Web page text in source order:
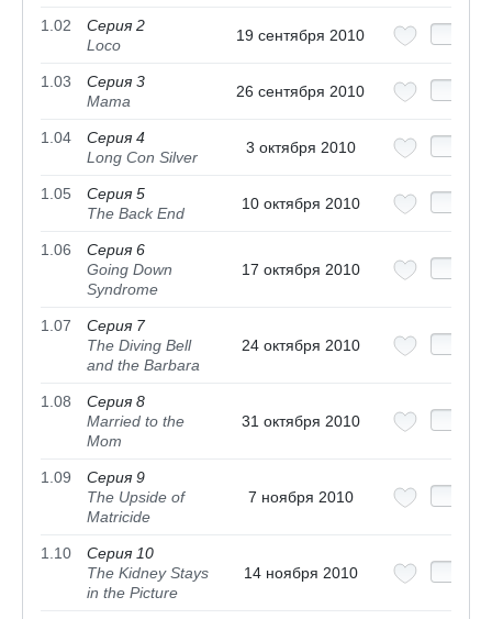
1.02
Серия 2
Loco
19 сентября 2010
1.03
Серия 3
Mama
26 сентября 2010
1.04
Серия 4
Long Con Silver
3 октября 2010
1.05
Серия 5
The Back End
10 октября 2010
1.06
Серия 6
Going Down
Syndrome
17 октября 2010
1.07
Серия 7
The Diving Bell
and the Barbara
24 октября 2010
1.08
Серия 8
Married to the
Mom
31 октября 2010
1.09
Серия 9
The Upside of
Matricide
7 ноября 2010
1.10
Серия 10
The Kidney Stays
in the Picture
14 ноября 2010